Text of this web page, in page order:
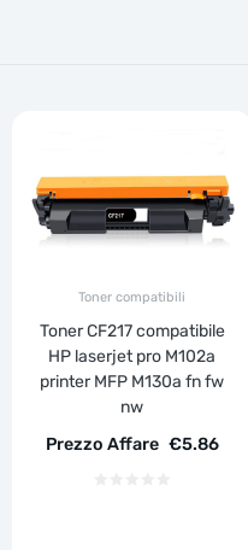
Toner compatibili
Toner CF217 compatibile
HP laserjet pro M102a
printer MFP M130a fn fw
nw
€5.86
Prezzo Affare